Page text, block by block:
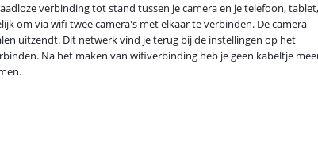
verbinding tot stand tussen je camera en je telefoon, tablet,
om via wifi twee camera's met elkaar te verbinden. De camera
uitzendt. Dit netwerk vind je terug bij de instellingen op het
Na het maken van wifiverbinding heb je geen kabeltje